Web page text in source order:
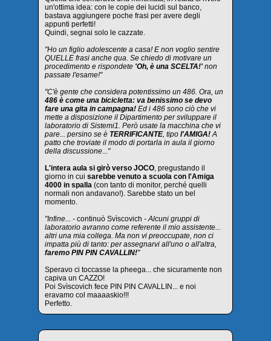
un'ottima idea: con le copie dei lucidi sul banco,
bastava aggiungere poche frasi per avere degli
appunti perfetti!
Quindi, segnai solo le cazzate.
"Ho un figlio adolescente a casa! E non voglio sentire
QUELLE frasi anche qua. Se chiedo di motivare un
procedimento e rispondete 'Oh, è una SCELTA!' non
passate l'esame!"
"C'è gente che considera potentissimo un 486. Ora, un
486 è come una bicicletta: va benissimo se devo
fare una gita in campagna! Ed i 486 sono ciò che vi
mette a disposizione il Dipartimento per sviluppare il
laboratorio di Sistemi1. Però usate la macchina che vi
pare... persino se è TERRIFICANTE, tipo l'AMIGA! A
patto che troviate il modo di portarla in aula il giorno
della discussione..."
L'intera aula si girò verso JOCO , pregustando il
giorno in cui sarebbe venuto a scuola con l'Amiga
4000 in spalla (con tanto di monitor, perché quelli
normali non andavano!). Sarebbe stato un bel
momento.
"Infine... - continuò Svìscovich - Alcuni gruppi di
laboratorio avranno come referente il mio assistente...
altri una mia collega. Ma non vi preoccupate, non ci
impatta più di tanto: per assegnarvi all'uno o all'altra,
faremo PIN PIN CAVALLIN!"
Speravo ci toccasse la pheega... che sicuramente non
capiva un CAZZO!
Poi Svìscovich fece PIN PIN CAVALLIN... e noi
eravamo col maaaaskio!!!
Perfetto.